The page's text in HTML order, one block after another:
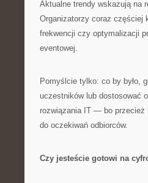
Aktualne trendy wskazują na
Organizatorzy coraz częściej
frekwencji czy optymalizacji
eventowej.
Pomyślcie tylko: co by było,
uczestników lub dostosować
rozwiązania IT — bo przecież
do oczekiwań odbiorców.
Czy jesteście gotowi na